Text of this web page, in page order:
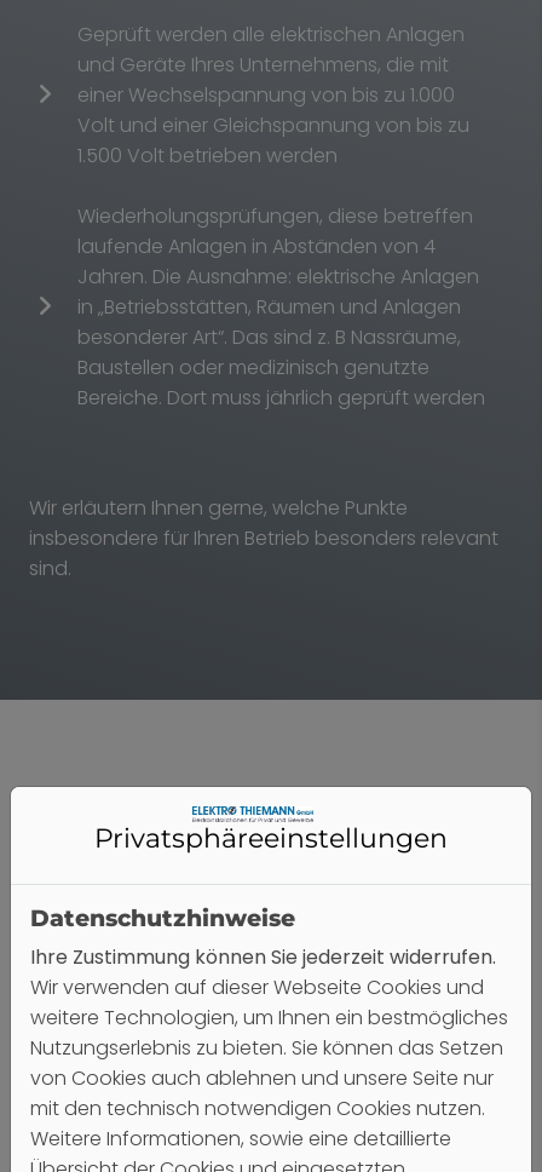
Geprüft werden alle elektrischen Anlagen
und Geräte Ihres Unternehmens, die mit
einer Wechselspannung von bis zu 1.000
Volt und einer Gleichspannung von bis zu
1.500 Volt betrieben werden
Wiederholungsprüfungen, diese betreffen
laufende Anlagen in Abständen von 4
Jahren. Die Ausnahme: elektrische Anlagen
in „Betriebsstätten, Räumen und Anlagen
besonderer Art“. Das sind z. B Nassräume,
Baustellen oder medizinisch genutzte
Bereiche. Dort muss jährlich geprüft werden
Wir erläutern Ihnen gerne, welche Punkte
insbesondere für Ihren Betrieb besonders relevant
sind.
Erfahren, kompetent und
gewissenhaft
Auf unser erfahrenen Prüfexperten können Sie sich
ganz sicher verlassen. Sie sind spezialisiert auf die
Prüfung von Betriebsmitteln und Anlagen.
Regelmäßige Schulungen und Weiterbildungen
sorgen dafür, dass sie immer auf dem neuesten
Wissensstand der relevanten Technik bleiben. Sie
arbeiten nach einem bewährten Prüfkonzept und
sind mit modernsten Prüfgeräten ausgestattet.
Privatsphäre­einstellungen
Datenschutzhinweise
Ihre Zustimmung können Sie jederzeit widerrufen.
Wir verwenden auf dieser Webseite Cookies und
weitere Technologien, um Ihnen ein bestmögliches
Nutzungserlebnis zu bieten. Sie können das Setzen
von Cookies auch ablehnen und unsere Seite nur
mit den technisch notwendigen Cookies nutzen.
Weitere Informationen, sowie eine detaillierte